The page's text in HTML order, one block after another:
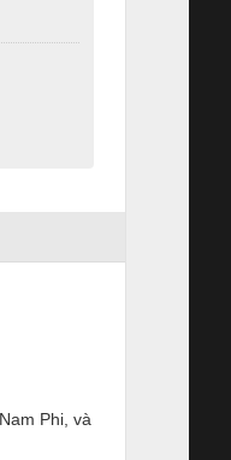
Phi, và